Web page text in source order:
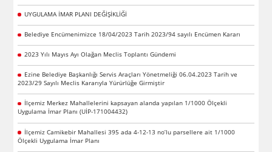
UYGULAMA İMAR PLANI DEĞİŞİKLİĞİ
Belediye Encümenimizce 18/04/2023 Tarih 2023/94 sayılı Encümen Kararı
2023 Yılı Mayıs Ayı Olağan Meclis Toplantı Gündemi
Ezine Belediye Başkanlığı Servis Araçları Yönetmeliği 06.04.2023 Tarih ve
2023/29 Sayılı Meclis Kararıyla Yürürlüğe Girmiştir
İlçemiz Merkez Mahallelerini kapsayan alanda yapılan 1/1000 Ölçekli
Uygulama İmar Planı (UİP-171004432)
İlçemiz Camikebir Mahallesi 395 ada 4-12-13 no’lu parsellere ait 1/1000
Ölçekli Uygulama İmar Planı